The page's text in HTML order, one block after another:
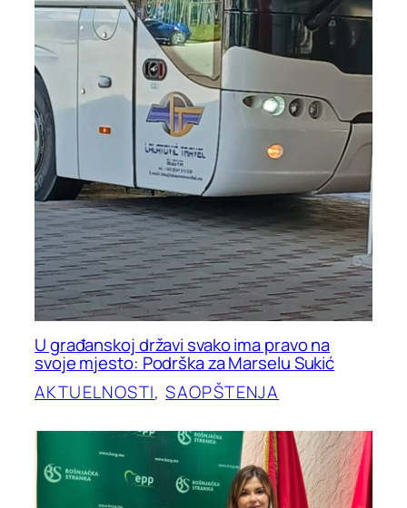
U građanskoj državi svako ima pravo na
svoje mjesto: Podrška za Marselu Sukić
AKTUELNOSTI, SAOPŠTENJA